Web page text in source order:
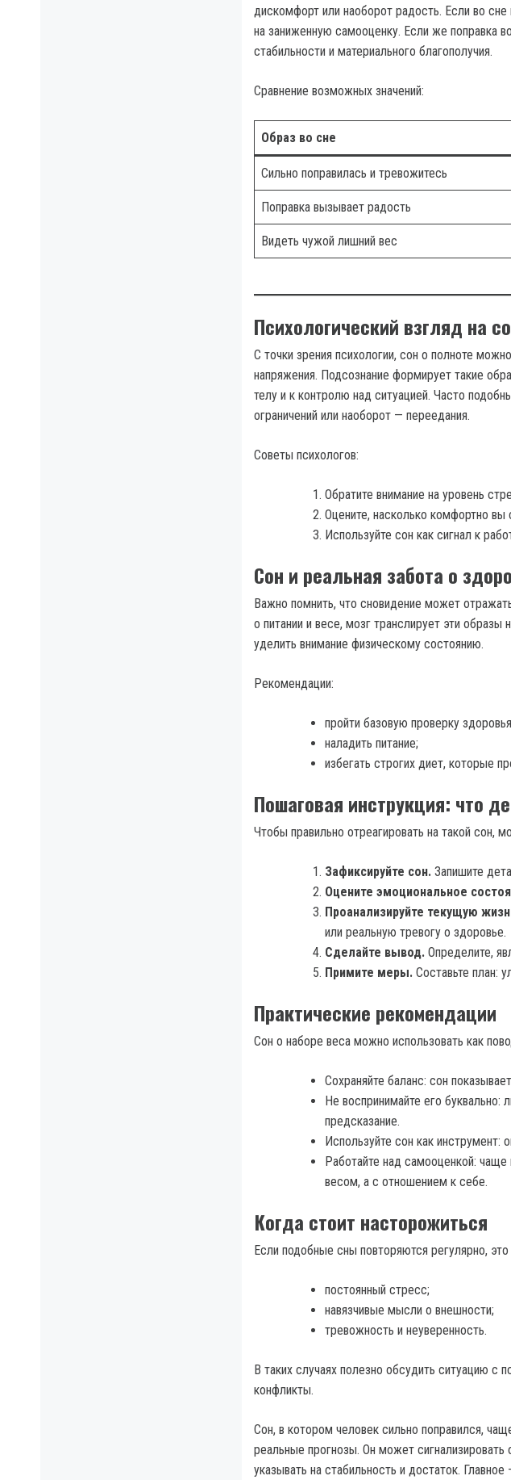
дискомфорт или наоборот радость. Если во
на заниженную самооценку. Если же поправка
стабильности и материального благополучия.
Сравнение возможных значений:
Образ во сне
Сильно поправилась и тревожитесь
Поправка вызывает радость
Видеть чужой лишний вес
Психологический взгляд на
С точки зрения психологии, сон о полноте
напряжения. Подсознание формирует такие
телу и к контролю над ситуацией. Часто
ограничений или наоборот — переедания.
Советы психологов:
Обратите внимание на уровень
Оцените, насколько комфортно
Используйте сон как сигнал к
Сон и реальная забота о
Важно помнить, что сновидение может
о питании и весе, мозг транслирует эти
уделить внимание физическому состоянию.
Рекомендации:
пройти базовую проверку
наладить питание;
избегать строгих диет, которые
Пошаговая инструкция: что
Чтобы правильно отреагировать на такой сон,
Зафиксируйте сон. Запишите
Оцените эмоциональное
Проанализируйте текущую
или реальную тревогу о здоровье.
Сделайте вывод. Определите,
Примите меры. Составьте план:
Практические рекомендации
Сон о наборе веса можно использовать как
Сохраняйте баланс: сон
Не воспринимайте его
предсказание.
Используйте сон как инструмент:
Работайте над самооценкой:
весом, а с отношением к себе.
Когда стоит насторожиться
Если подобные сны повторяются регулярно,
постоянный стресс;
навязчивые мысли о внешности;
тревожность и неуверенность.
В таких случаях полезно обсудить ситуацию с
конфликты.
Сон, в котором человек сильно поправился,
реальные прогнозы. Он может
указывать на стабильность и достаток.